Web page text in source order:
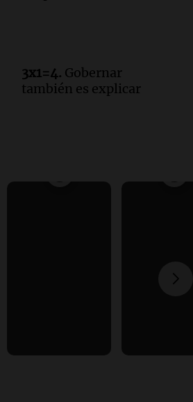
3x1=4. Gobernar
también es explicar